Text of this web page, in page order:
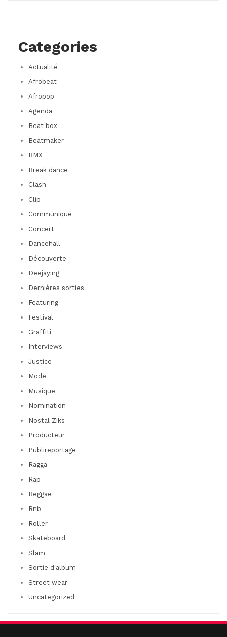
Categories
Actualité
Afrobeat
Afropop
Agenda
Beat box
Beatmaker
BMX
Break dance
Clash
Clip
Communiqué
Concert
Dancehall
Découverte
Deejaying
Dernières sorties
Featuring
Festival
Graffiti
Interviews
Justice
Mode
Musique
Nomination
Nostal-Ziks
Producteur
Publireportage
Ragga
Rap
Reggae
Rnb
Roller
Skateboard
Slam
Sortie d'album
Street wear
Uncategorized